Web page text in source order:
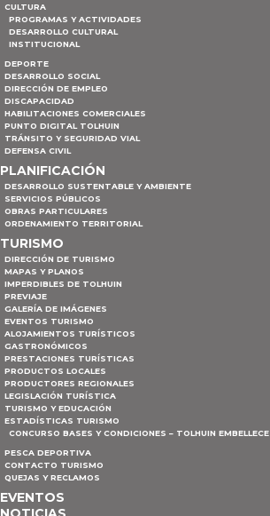
CULTURA
PROGRAMAS Y ACTIVIDADES
DESARROLLO CULTURAL
INSTITUCIONAL
DEPORTE
DESARROLLO SOCIAL
DIRECCIÓN DE EMPLEO
DISCAPACIDAD
HABILITACIONES COMERCIALES
PUNTO DIGITAL TOLHUIN
TRÁNSITO Y SEGURIDAD VIAL
DEFENSA CIVIL
PLANIFICACIÓN
DESARROLLO SUSTENTABLE Y AMBIENTE
SERVICIOS PÚBLICOS
OBRAS PARTICULARES
ORDENAMIENTO TERRITORIAL
TURISMO
DIRECCIÓN DE TURISMO
MAPAS Y PLANOS
IMPERDIBLES DE TOLHUIN
PREVIAJE
GALERÍA DE IMÁGENES
EVENTOS TURISMO
ALOJAMIENTOS TURÍSTICOS
GASTRONÓMICOS
PRESTACIONES TURÍSTICAS
PRODUCTOS LOCALES
PRODUCTORES REGIONALES
LEGISLACIÓN TURÍSTICA
TURISMO Y EDUCACIÓN
ESTADÍSTICAS TURISMO
CONCURSO BASES Y CONDICIONES – TOLHUIN EMBELLECE
PESCA DEPORTIVA
CONTACTO TURISMO
QUEJAS Y RECLAMOS
EVENTOS